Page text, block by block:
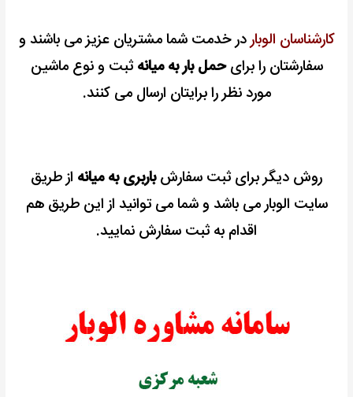
کارشناسان الوباردر خدمت شما مشتریان عزیز می باشند و
سفارشتان رابرای حمل بار به میانهثبت و نوع ماشین
مورد نظر را برایتان ارسال می کنند.
روش دیگر برای ثبت سفارشباربری به میانه از طریق
سایت الوبار می باشد و شما می توانید از این طریق هم
اقدام به ثبت سفارش نمایید.